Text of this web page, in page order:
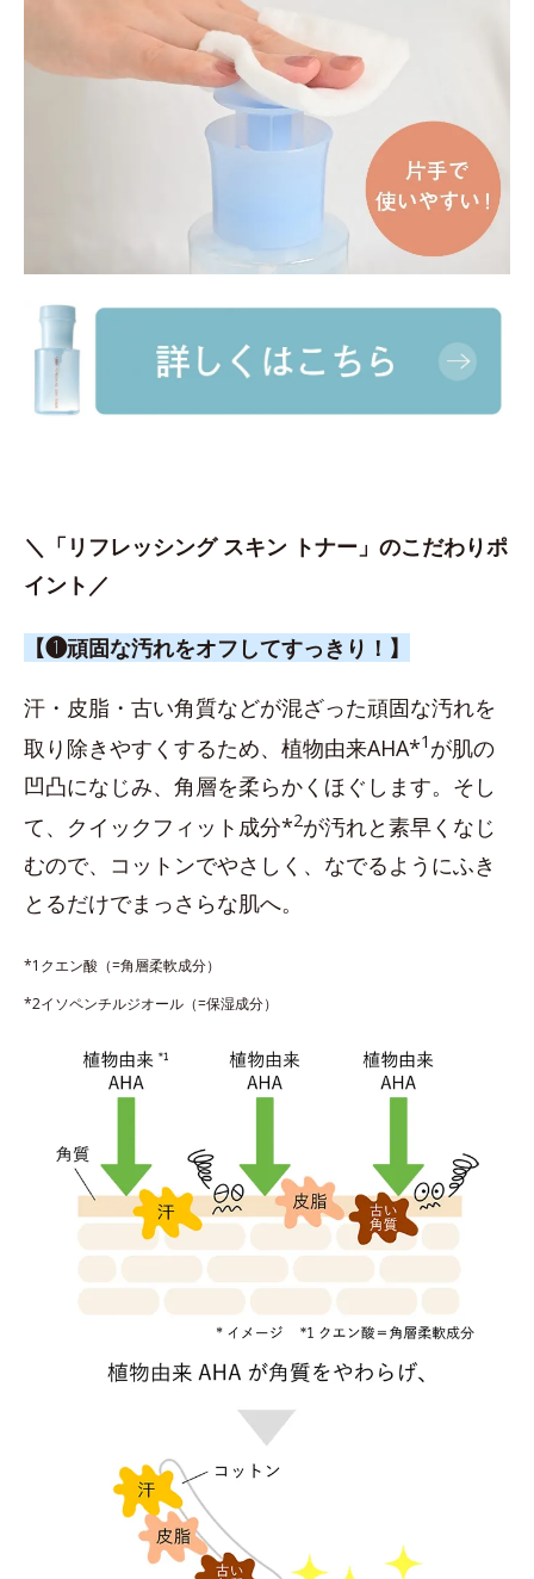
＼「リフレッシング スキン トナー」のこだわりポ
イント／
【❶頑固な汚れをオフしてすっきり！】
汗・皮脂・古い角質などが混ざった頑固な汚れを
取り除きやすくするため、植物由来AHA*1 が肌の
凹凸になじみ、角層を柔らかくほぐします。そし
て、クイックフィット成分*2が汚れと素早くなじ
むので、コットンでやさしく、なでるようにふき
とるだけでまっさらな肌へ。
*1クエン酸（=角層柔軟成分）
*2イソペンチルジオール（=保湿成分）